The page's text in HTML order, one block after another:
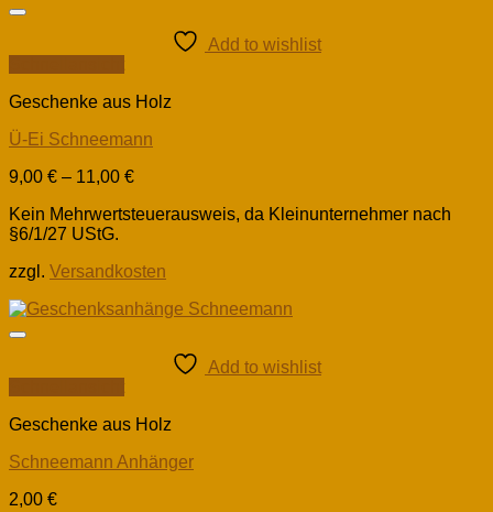
Add to wishlist
Geschenke aus Holz
Ü-Ei Schneemann
9,00 € – 11,00 €
Kein Mehrwertsteuerausweis, da Kleinunternehmer nach
§6/1/27 UStG.
zzgl. Versandkosten
Add to wishlist
Geschenke aus Holz
Schneemann Anhänger
2,00 €